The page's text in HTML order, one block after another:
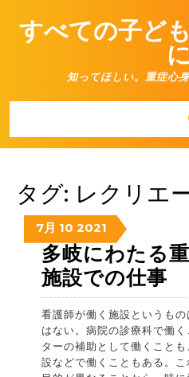
contentすべての子ど
に
知ってほしい。重症心
タグ: レクリエ
7月 07/10/2021
10 07/10/2021
2021 07/10/2021
多岐にわたる
施設での仕事
岐
に
わ
た
看護師が働く施設というも
はない。病院の診療科で働
ターの補助として働くこと
設などで働くこともある。